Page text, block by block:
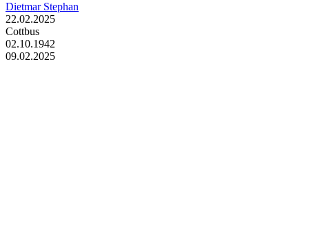
Dietmar Stephan
22.02.2025
Cottbus
02.10.1942
09.02.2025